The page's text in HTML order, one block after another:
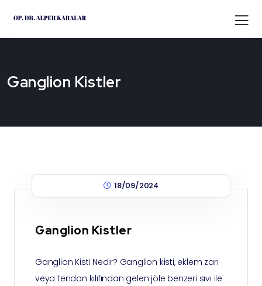
Ganglion Kistler
18/09/2024
Ganglion Kistler
Ganglion Kisti Nedir? Ganglion kisti, eklem zarı
veya tendon kılıfından gelen jöle benzeri sıvı ile